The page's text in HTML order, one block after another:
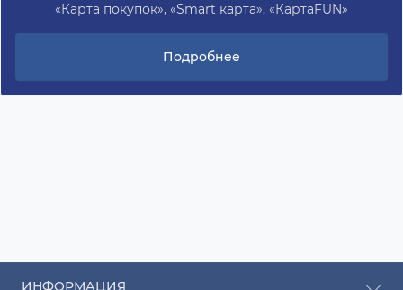
«Карта покупок», «Smart карта», «КартаFUN»
Подробнее
ИНФОРМАЦИЯ